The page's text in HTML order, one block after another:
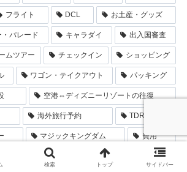
フライト DCL お土産・グッズ
・パレード キャラダイ 出入国審査
ムツアー チェックイン ショッピング
ワゴン・テイクアウト パッキング
空港⇔ディズニーリゾートの往復
海外旅行予約 TDR
マジックキングダム 費用
ダッフィーフレンズ
検索 トップ サイドバー